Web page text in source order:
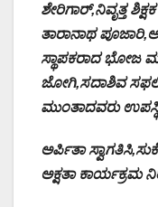
ಶೇರಿಗಾರ್,ನಿವೃತ್ತ
ತಾರಾನಾಥ
ಸ್ಥಾಪಕರಾದ ಭೋಜ
ಜೋಗಿ,ಸದಾಶಿವ
ಮುಂತಾದವರು
ಅರ್ಪಿತಾ
ಅಕ್ಷತಾ ಕಾರ್ಯಕ್ರಮ